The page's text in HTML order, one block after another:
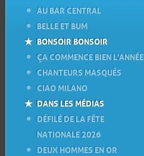
AU BAR CENTRAL
BELLE ET BUM
BONSOIR BONSOIR
ÇA COMMENCE BIEN L'ANNÉE
CHANTEURS MASQUÉS
CIAO MILANO
DANS LES MÉDIAS
DÉFILÉ DE LA FÊTE
NATIONALE 2026
DEUX HOMMES EN OR